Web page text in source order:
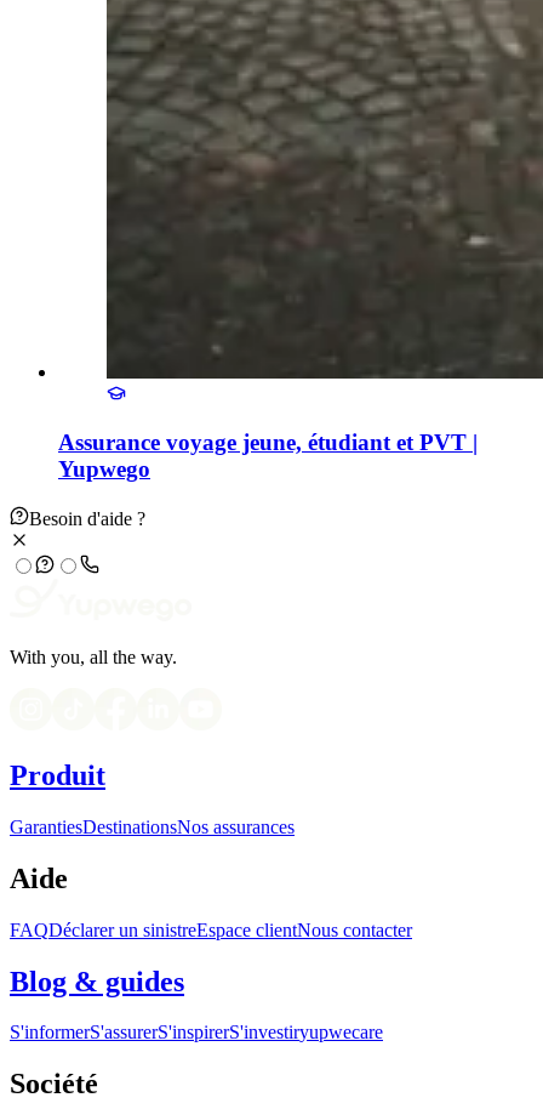
Assurance voyage jeune, étudiant et PVT |
Yupwego
Besoin d'aide ?
With you, all the way.
Produit
GarantiesDestinationsNos assurances
Aide
FAQDéclarer un sinistreEspace clientNous contacter
Blog & guides
S'informerS'assurerS'inspirerS'investiryupwecare
Société